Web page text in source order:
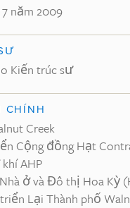
7 năm 2009
Kiến trúc sư
CHÍNH
Creek
Cộng đồng Hạt
AHP
ở và Đô thị Hoa Kỳ
Lại Thành phố